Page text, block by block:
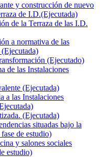
y construcción de nuevo
de I.D.(Ejecutada)
de la Terraza de las I.D.
a normativa de las
(Ejecutado)
de las Instalaciones
(Ejecutada)
a las Instalaciones
(Ejecutada)
situadas bajo la
de estudio)
y salones sociales
estudio)